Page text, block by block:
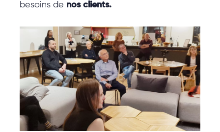
besoins de nos clients.